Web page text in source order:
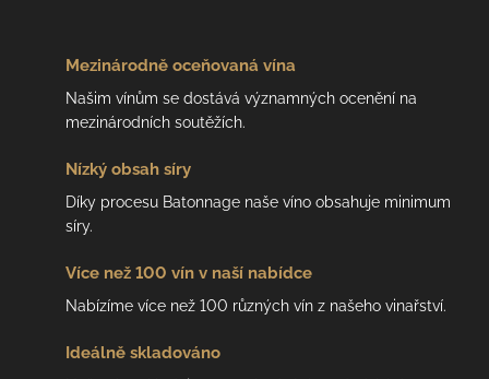
Mezinárodně oceňovaná vína
Našim vínům se dostává významných ocenění na
mezinárodních soutěžích.
Nízký obsah síry
Díky procesu Batonnage naše víno obsahuje minimum
síry.
Více než 100 vín v naší nabídce
Nabízíme více než 100 různých vín z našeho vinařství.
Ideálně skladováno